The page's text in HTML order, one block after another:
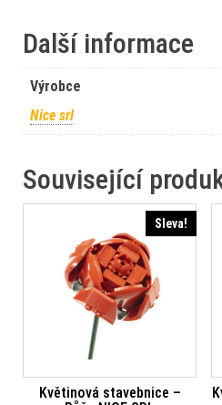
Další informace
Výrobce
Nice srl
Související
Sleva!
Květinová stavebnice –